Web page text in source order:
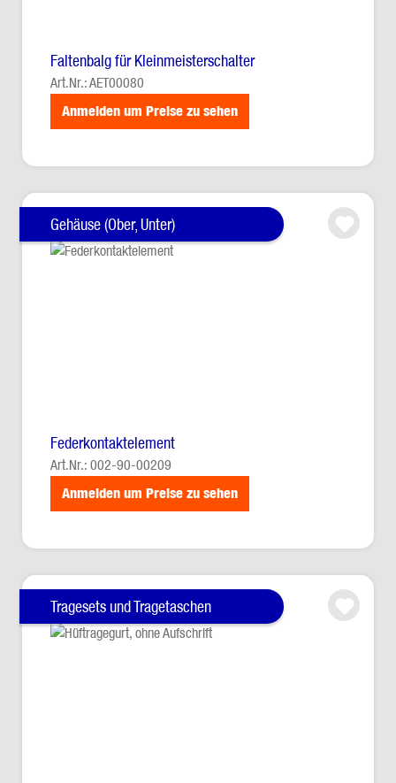
Faltenbalg für Kleinmeisterschalter
Art.Nr.: AET00080
Anmelden um Preise zu sehen
Gehäuse (Ober, Unter)
Federkontaktelement
Art.Nr.: 002-90-00209
Anmelden um Preise zu sehen
Tragesets und Tragetaschen